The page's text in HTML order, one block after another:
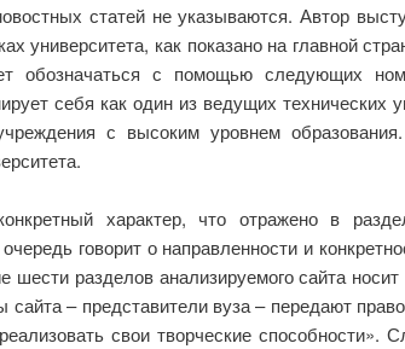
статей не указываются. Автор
университета, как показано на главной
обозначаться с помощью следующих
себя как один из ведущих
с высоким уровнем
характер, что отражено в
говорит о направленности и
шести разделов анализируемого сайта
– представители вуза – передают
свои творческие способности».